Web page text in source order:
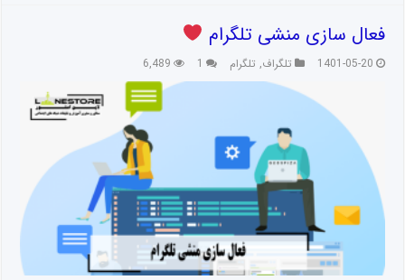
فعال سازی منشی تلگرام
1401-05-20 تلگراف, تلگرام 1
6,489